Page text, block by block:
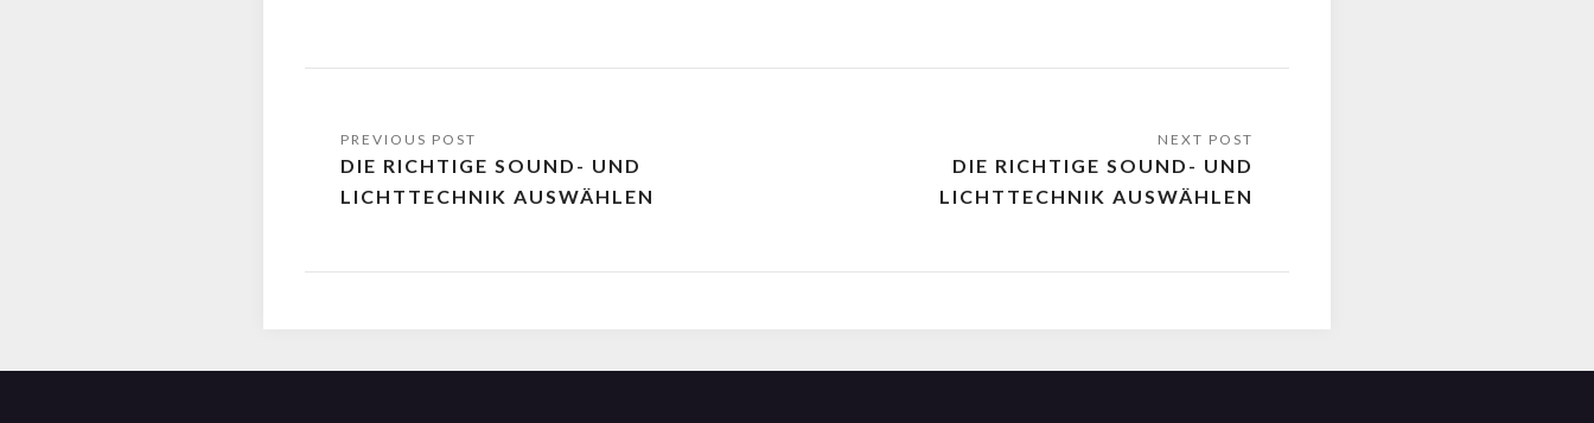
DIE RICHTIGE SOUND- UND
LICHTTECHNIK AUSWÄHLEN
DIE RICHTIGE SOUND- UND
LICHTTECHNIK AUSWÄHLEN